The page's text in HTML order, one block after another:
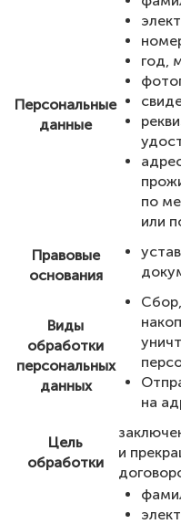
Персональные
данные
год,
по
или
Правовые
основания
Виды
обработки
персональных
данных
на
Цель
обработки
и